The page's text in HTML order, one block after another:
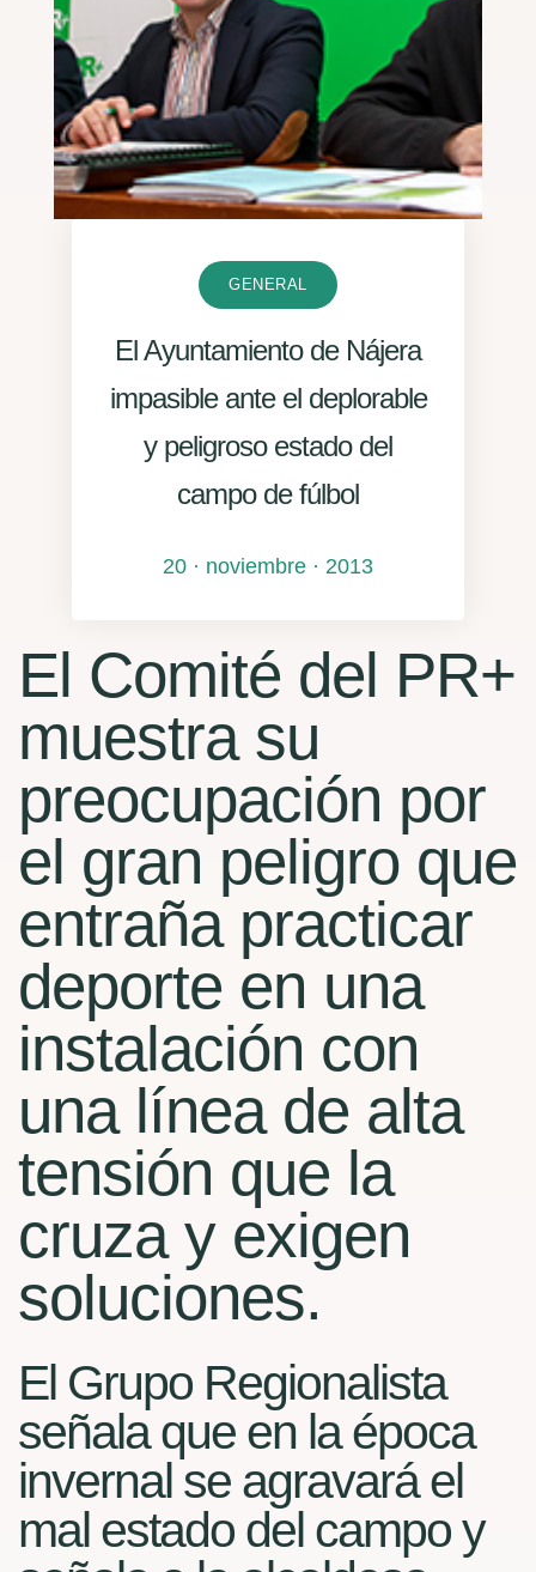
GENERAL
El Ayuntamiento de Nájera
impasible ante el deplorable
y peligroso estado del
campo de fúlbol
20 · noviembre · 2013
El Comité del PR+
muestra su
preocupación por
el gran peligro que
entraña practicar
deporte en una
instalación con
una línea de alta
tensión que la
cruza y exigen
soluciones.
El Grupo Regionalista
señala que en la época
invernal se agravará el
mal estado del campo y